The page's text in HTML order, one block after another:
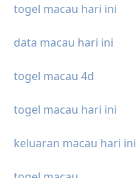
togel macau hari ini
data macau hari ini
togel macau 4d
togel macau hari ini
keluaran macau hari ini